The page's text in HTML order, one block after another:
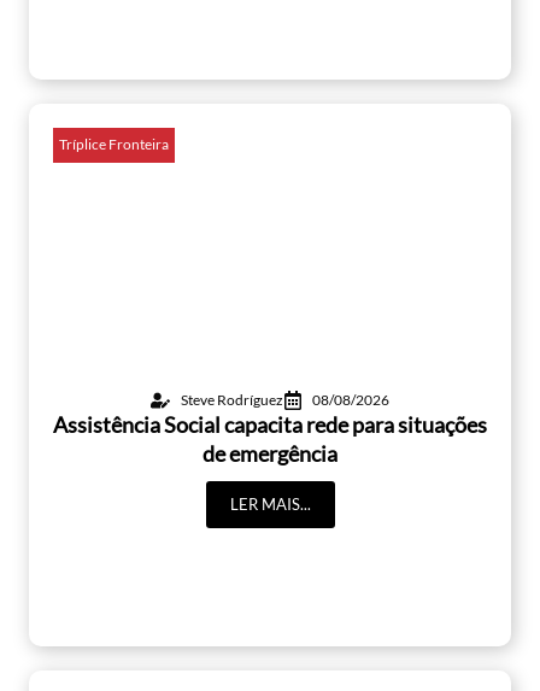
Tríplice Fronteira
Steve Rodríguez 08/08/2026
Assistência Social capacita rede para situações
de emergência
LER MAIS...